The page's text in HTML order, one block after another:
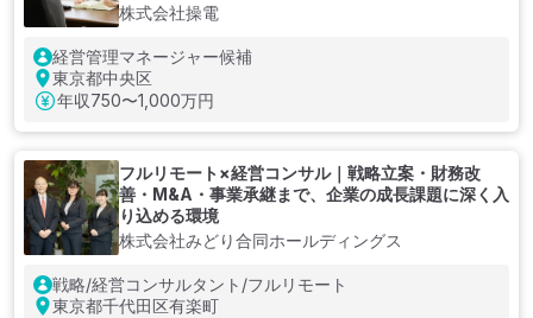
株式会社操電
経営管理マネージャー候補
東京都中央区
年収750〜1,000万円
フルリモート×経営コンサル｜戦略立案・財務改
善・M&A・事業承継まで、企業の成長課題に深く入
り込める環境
株式会社みどり合同ホールディングス
戦略/経営コンサルタント/フルリモート
東京都千代田区有楽町